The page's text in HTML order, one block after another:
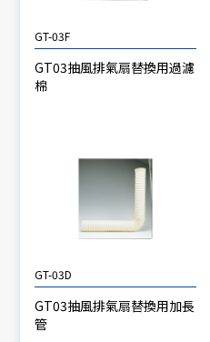
GT-03F
GT03抽風排氣扇替換用過濾
棉
GT-03D
GT03抽風排氣扇替換用加長
管